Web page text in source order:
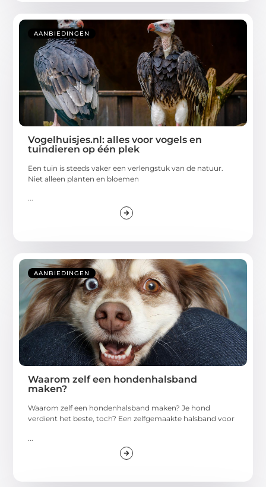
AANBIEDINGEN
Vogelhuisjes.nl: alles voor vogels en
tuindieren op één plek
Een tuin is steeds vaker een verlengstuk van de natuur.
Niet alleen planten en bloemen
...
AANBIEDINGEN
Waarom zelf een hondenhalsband
maken?
Waarom zelf een hondenhalsband maken? Je hond
verdient het beste, toch? Een zelfgemaakte halsband voor